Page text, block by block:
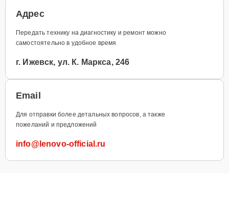
Адрес
Передать технику на диагностику и ремонт можно
самостоятельно в удобное время
г. Ижевск, ул. К. Маркса, 246
Email
Для отправки более детальных вопросов, а также
пожеланий и предложений
info@lenovo-official.ru